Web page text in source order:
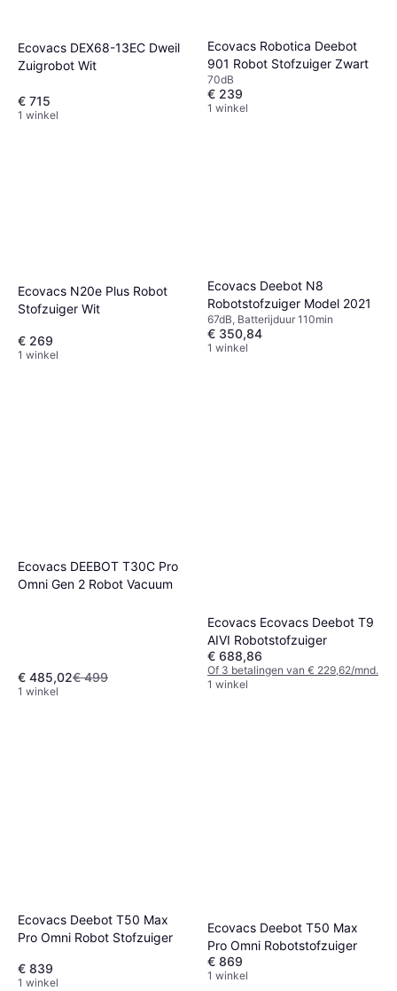
Ecovacs DEX68-13EC Dweil
Zuigrobot Wit
€ 715
1 winkel
Ecovacs Robotica Deebot
901 Robot Stofzuiger Zwart
70dB
€ 239
1 winkel
Ecovacs N20e Plus Robot
Stofzuiger Wit
€ 269
1 winkel
Ecovacs Deebot N8
Robotstofzuiger Model 2021
67dB, Batterijduur 110min
€ 350,84
1 winkel
Ecovacs DEEBOT T30C Pro
Omni Gen 2 Robot Vacuum
€ 485,02€ 499
1 winkel
Ecovacs Ecovacs Deebot T9
AIVI Robotstofzuiger
€ 688,86
Of 3 betalingen van € 229,62/mnd.
1 winkel
Ecovacs Deebot T50 Max
Pro Omni Robot Stofzuiger
€ 839
1 winkel
Ecovacs Deebot T50 Max
Pro Omni Robotstofzuiger
€ 869
1 winkel